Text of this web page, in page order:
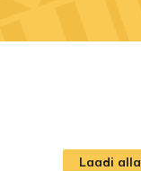
Laadi alla